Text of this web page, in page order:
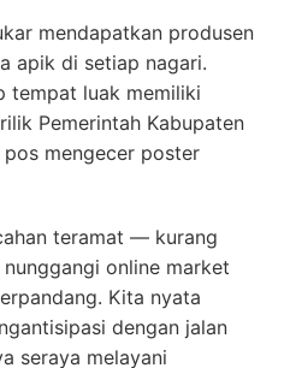
mendapatkan produsen
apik di setiap nagari.
tempat luak memiliki
Pemerintah Kabupaten
mengecer poster
teramat — kurang
online market
Kita nyata
dengan jalan
seraya melayani